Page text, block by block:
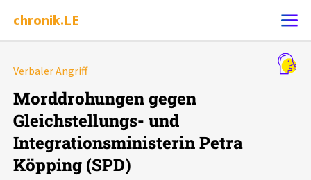
chronik.LE
Chronik
Dossiers
Verbaler Angriff
Morddrohungen gegen
Gleichstellungs- und
Integrationsministerin Petra
Köpping (SPD)
Alle Ereignisse
Ereignisse
Ereignisse Statistik